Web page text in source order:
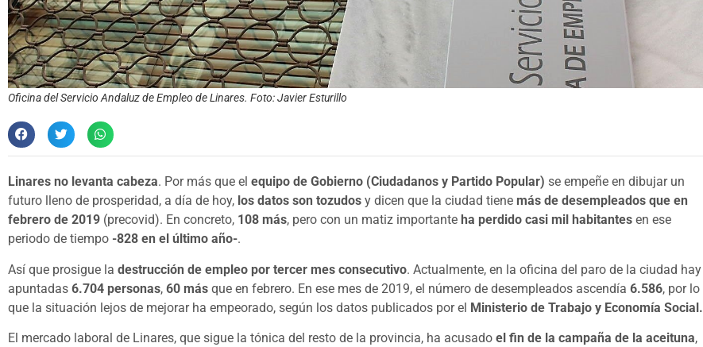
Oficina del Servicio Andaluz de Empleo de Linares. Foto: Javier Esturillo
Linares no levanta cabeza. Por más que el equipo de Gobierno (Ciudadanos y Partido Popular) se empeñe en dibujar un
futuro lleno de prosperidad, a día de hoy, los datos son tozudos y dicen que la ciudad tiene más de desempleados que en
febrero de 2019 (precovid). En concreto, 108 más, pero con un matiz importante ha perdido casi mil habitantes en ese
periodo de tiempo -828 en el último año-.
Así que prosigue la destrucción de empleo por tercer mes consecutivo. Actualmente, en la oficina del paro de la ciudad hay
apuntadas 6.704 personas, 60 más que en febrero. En ese mes de 2019, el número de desempleados ascendía 6.586, por lo
que la situación lejos de mejorar ha empeorado, según los datos publicados por el Ministerio de Trabajo y Economía Social.
El mercado laboral de Linares, que sigue la tónica del resto de la provincia, ha acusado el fin de la campaña de la aceituna,